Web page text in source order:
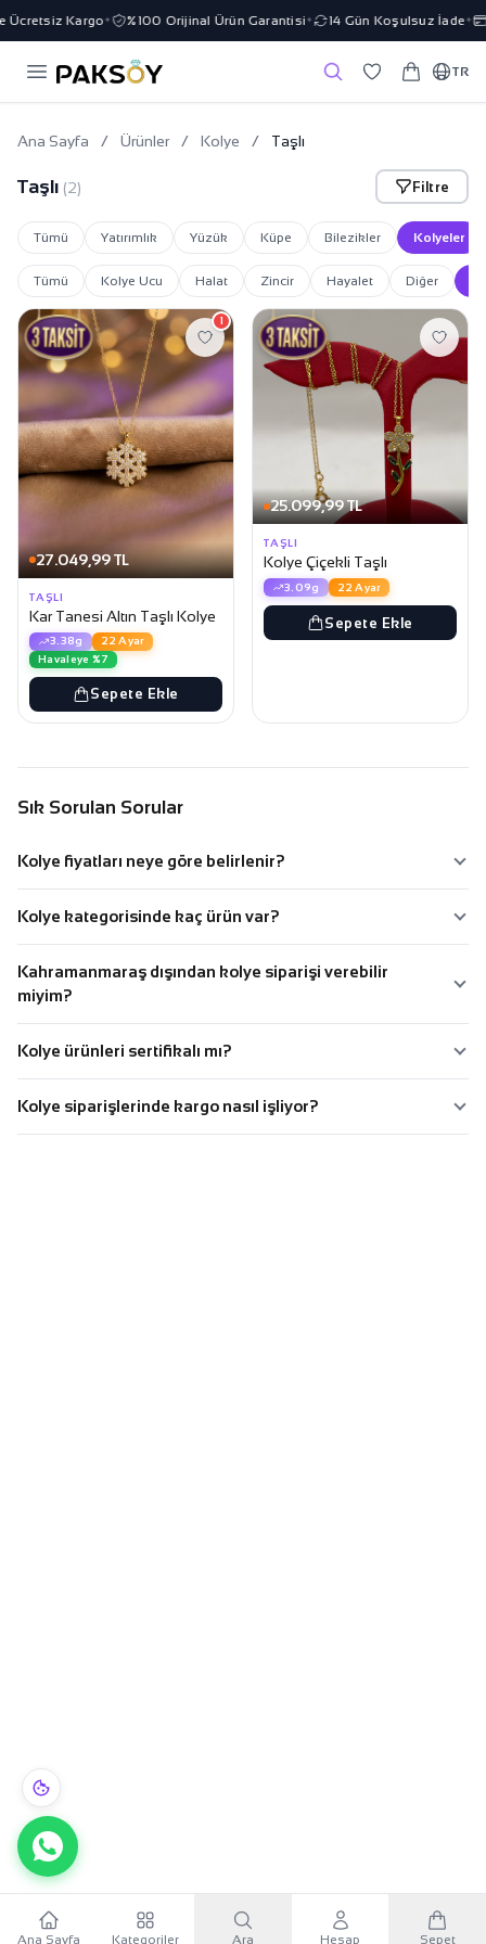
Ücretsiz Kargo✦ %100 Orijinal Ürün Garantisi✦ 14 Gün Koşulsuz İade✦
TR
Ana Sayfa / Ürünler / Kolye / Taşlı
Taşlı (2) Filtre
Tümü Yatırımlık Yüzük Küpe Bilezikler Kolyeler
Tümü Kolye Ucu Halat Zincir Hayalet Diğer
27.049,99 TL
1
TAŞLI
Kar Tanesi Altın Taşlı Kolye
3.38g
22 Ayar
Havaleye %7
Sepete Ekle
25.099,99 TL
TAŞLI
Kolye Çiçekli Taşlı
3.09g 22 Ayar
Sepete Ekle
Sık Sorulan Sorular
Kolye fiyatları neye göre belirlenir?
Kolye kategorisinde kaç ürün var?
Kahramanmaraş dışından kolye siparişi verebilir
miyim?
Kolye ürünleri sertifikalı mı?
Kolye siparişlerinde kargo nasıl işliyor?
Ana Sayfa Kategoriler Ara Hesap Sepet